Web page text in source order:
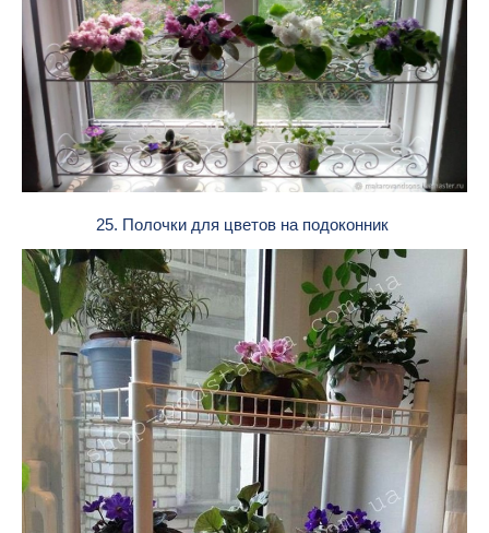
25. Полочки для цветов на подоконник